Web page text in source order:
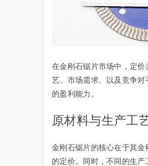
在金刚石锯片市场中，定
艺、市场需求、以及竞争
的盈利能力。
原材料与生产工
金刚石锯片的核心在于其
的定价。同时，不同的生